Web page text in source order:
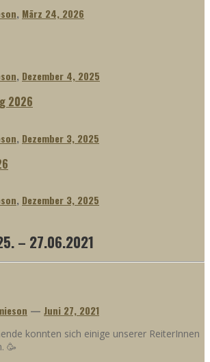
, März 24, 2026
, Dezember 4, 2025
2026
, Dezember 3, 2025
, Dezember 3, 2025
– 27.06.2021
— Juni 27, 2021
konnten sich einige unserer ReiterInnen
🥳